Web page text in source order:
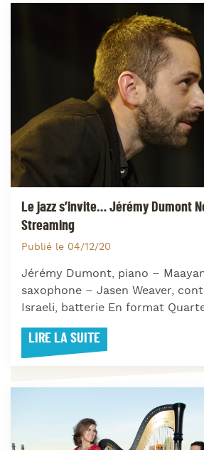
Le jazz s’invite… Jérémy Dumont
Streaming
Publié le 04/12/20
Jérémy Dumont, piano –
saxophone – Jasen Weaver,
Israeli, batterie En format
LIRE LA SUITE